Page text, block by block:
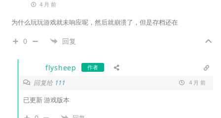
4 月 前
为什么玩玩游戏就未响应呢，然后就崩溃了，但是存档还在
0 回复
flysheep 作者
回复给 111 4 月 前
已更新 游戏版本